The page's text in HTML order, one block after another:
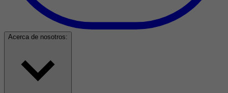
Acerca de nosotros: